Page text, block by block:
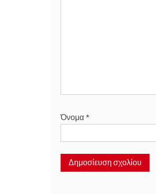
Όνομα *